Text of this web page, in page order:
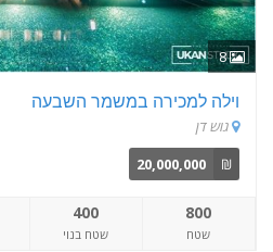
8
וילה למכירה במשמר השבעה
גוש דן
₪
20,000,000
800
שטח
400
שטח בנוי